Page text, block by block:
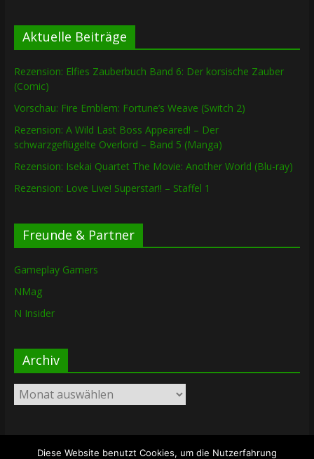
Aktuelle Beiträge
Rezension: Elfies Zauberbuch Band 6: Der korsische Zauber
(Comic)
Vorschau: Fire Emblem: Fortune’s Weave (Switch 2)
Rezension: A Wild Last Boss Appeared! – Der
schwarzgeflügelte Overlord – Band 5 (Manga)
Rezension: Isekai Quartet The Movie: Another World (Blu-ray)
Rezension: Love Live! Superstar!! – Staffel 1
Freunde & Partner
Gameplay Gamers
NMag
N Insider
Archiv
Archiv
Diese Website benutzt Cookies, um die Nutzerfahrung